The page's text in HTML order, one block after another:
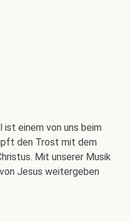
ist einem von uns beim
den Trost mit dem
Mit unserer Musik
Jesus wei­tergeben